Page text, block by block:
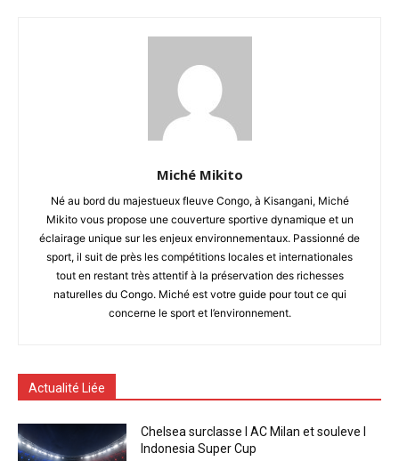
Miché Mikito
Né au bord du majestueux fleuve Congo, à Kisangani, Miché
Mikito vous propose une couverture sportive dynamique et un
éclairage unique sur les enjeux environnementaux. Passionné de
sport, il suit de près les compétitions locales et internationales
tout en restant très attentif à la préservation des richesses
naturelles du Congo. Miché est votre guide pour tout ce qui
concerne le sport et l’environnement.
Actualité Liée
Chelsea surclasse l AC Milan et souleve l
Indonesia Super Cup